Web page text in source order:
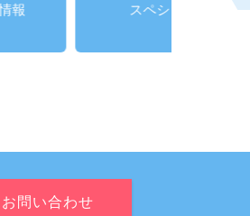
スペシャルプログラム
お問い合わせ